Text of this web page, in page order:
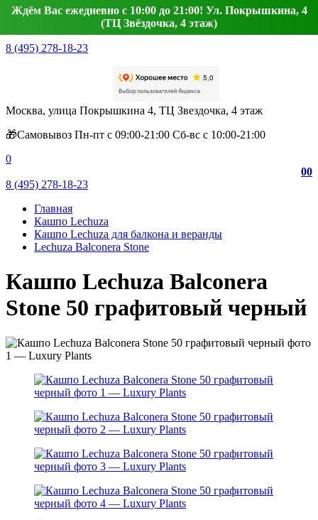
Ждём Вас ежедневно с 10:00 до 21:00! Ул. Покрышкина, 4
(ТЦ Звёздочка, 4 этаж)
8 (495) 278-18-23
Москва, улица Покрышкина 4, ТЦ Звездочка, 4 этаж
🎁Самовывоз Пн-пт с 09:00-21:00 Сб-вс с 10:00-21:00
0
00
8 (495) 278-18-23
Главная
Кашпо Lechuza
Кашпо Lechuza для балкона и веранды
Lechuza Balconera Stone
Кашпо Lechuza Balconera
Stone 50 графитовый черный